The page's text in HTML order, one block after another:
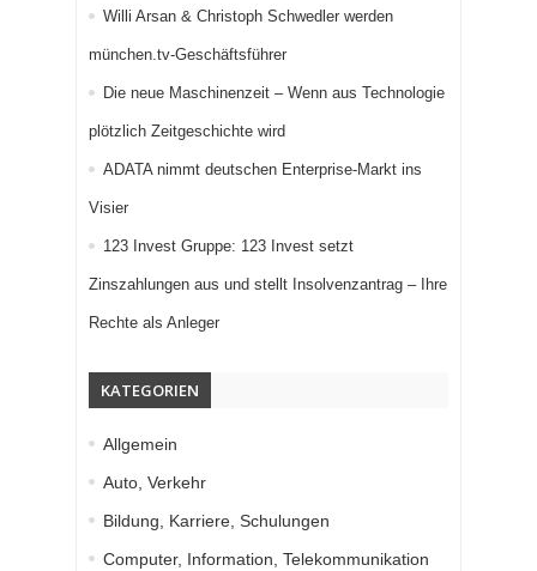
Willi Arsan & Christoph Schwedler werden
münchen.tv-Geschäftsführer
Die neue Maschinenzeit – Wenn aus Technologie
plötzlich Zeitgeschichte wird
ADATA nimmt deutschen Enterprise-Markt ins
Visier
123 Invest Gruppe: 123 Invest setzt
Zinszahlungen aus und stellt Insolvenzantrag – Ihre
Rechte als Anleger
KATEGORIEN
Allgemein
Auto, Verkehr
Bildung, Karriere, Schulungen
Computer, Information, Telekommunikation